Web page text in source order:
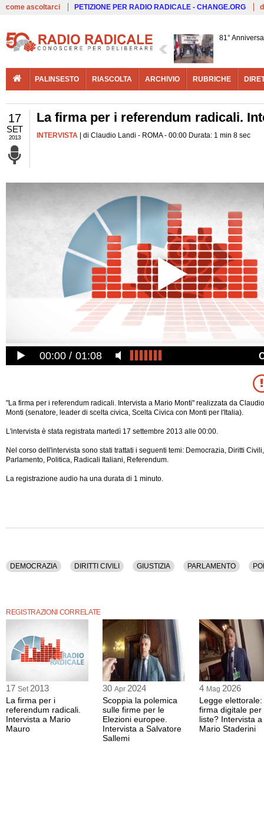
come ascoltarci PETIZIONE PER RADIO RADICALE - CHANGE.ORG
81°
PALINSESTO RIASCOLTA ARCHIVIO RUBRICHE
17
SET
2013
La firma per i referendum radicali.
INTERVISTA | di Claudio Landi - ROMA - 00:00 Durata: 1 min 8 sec
00:00 01:08
"La firma per i referendum radicali. Intervista a Mario Monti" realizzata da
Monti (senatore, leader di scelta civica, Scelta Civica con Monti per l'Italia).
L'intervista è stata registrata martedì 17 settembre 2013 alle 00:00.
Nel corso dell'intervista sono stati trattati i seguenti temi: Democrazia, Diritti
Parlamento, Politica, Radicali Italiani, Referendum.
La registrazione audio ha una durata di 1 minuto.
DEMOCRAZIA DIRITTI CIVILI GIUSTIZIA PARLAMENTO
REGISTRAZIONI CORRELATE
17 Set 2013
La firma per i
referendum radicali.
Intervista a Mario
Mauro
30 Apr 2024
Scoppia la polemica
sulle firme per le
Elezioni europee.
Intervista a Salvatore
Sallemi
4 Mag 2026
Legge elettorale:
firma digitale per
liste? Intervista a
Mario Staderini